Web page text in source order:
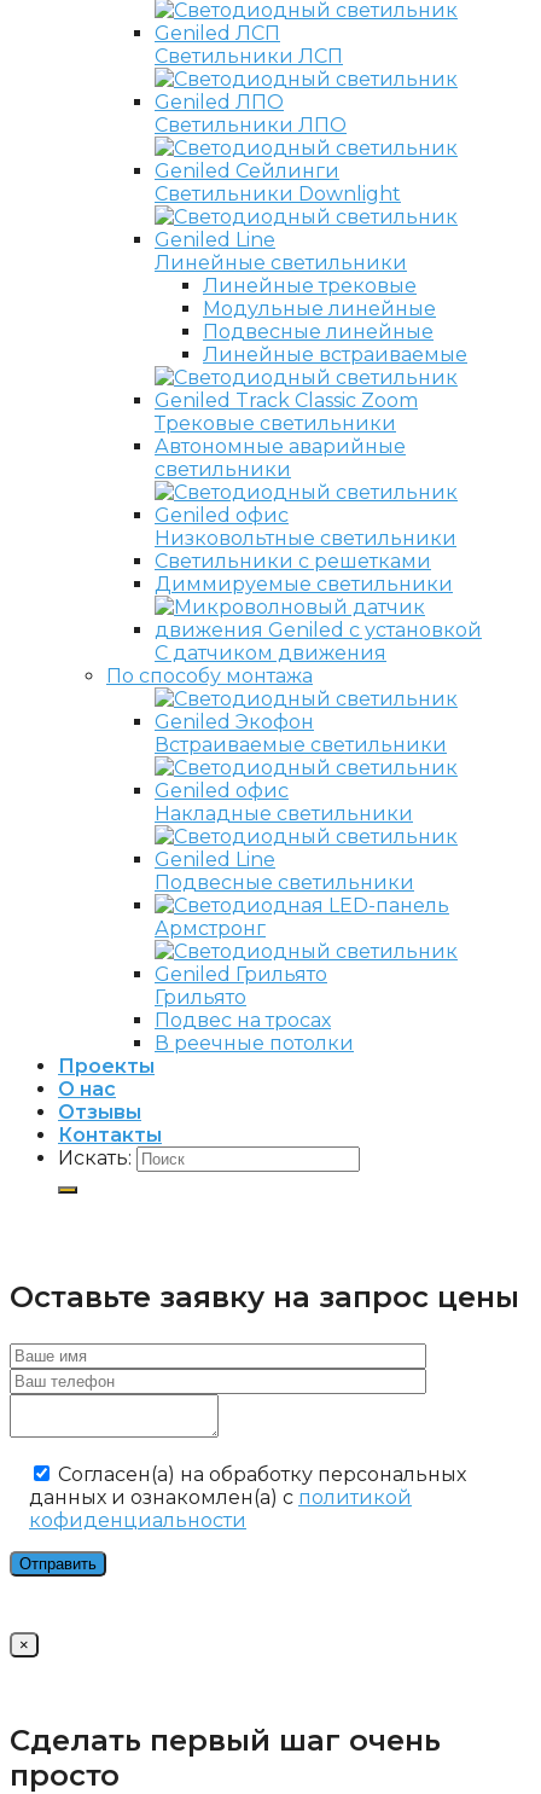
Светильники ЛСП
Светильники ЛПО
Светильники Downlight
Линейные светильники
Линейные трековые
Модульные линейные
Подвесные линейные
Линейные встраиваемые
Трековые светильники
Автономные аварийные
светильники
Низковольтные светильники
Светильники с решетками
Диммируемые светильники
С датчиком движения
По способу монтажа
Встраиваемые светильники
Накладные светильники
Подвесные светильники
Армстронг
Грильято
Подвес на тросах
В реечные потолки
Проекты
О нас
Отзывы
Контакты
Искать:
Оставьте заявку на запрос цены
Cогласен(а) на обработку персональных
данных и ознакомлен(а) с политикой
кофиденциальности
×
Сделать первый шаг очень
просто